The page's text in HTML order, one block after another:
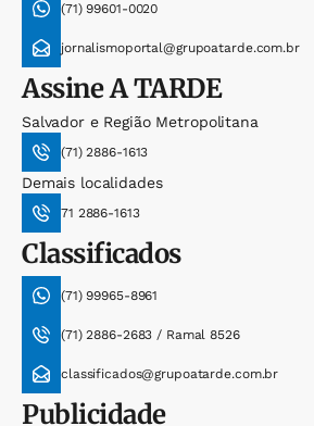
(71) 99601-0020
jornalismoportal@grupoatarde.com.br
AssineA TARDE
Salvador e Região Metropolitana
(71) 2886-1613
Demais localidades
71 2886-1613
Classificados
(71) 99965-8961
(71) 2886-2683 / Ramal 8526
classificados@grupoatarde.com.br
Publicidade